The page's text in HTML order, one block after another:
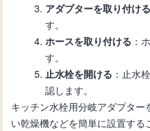
アダプターを取り付ける
す。
ホースを取り付ける ：
す。
止水栓を開ける ：止水
認します。
キッチン水栓用分岐アダプタ
い乾燥機などを簡単に設置する